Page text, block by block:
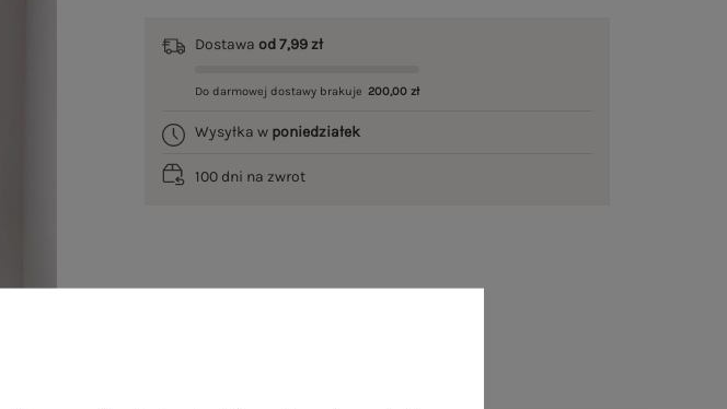
Dostawaod 7,99 zł
Do darmowej dostawy brakuje 200,00 zł
Wysyłka w poniedziałek
100 dni na zwrot